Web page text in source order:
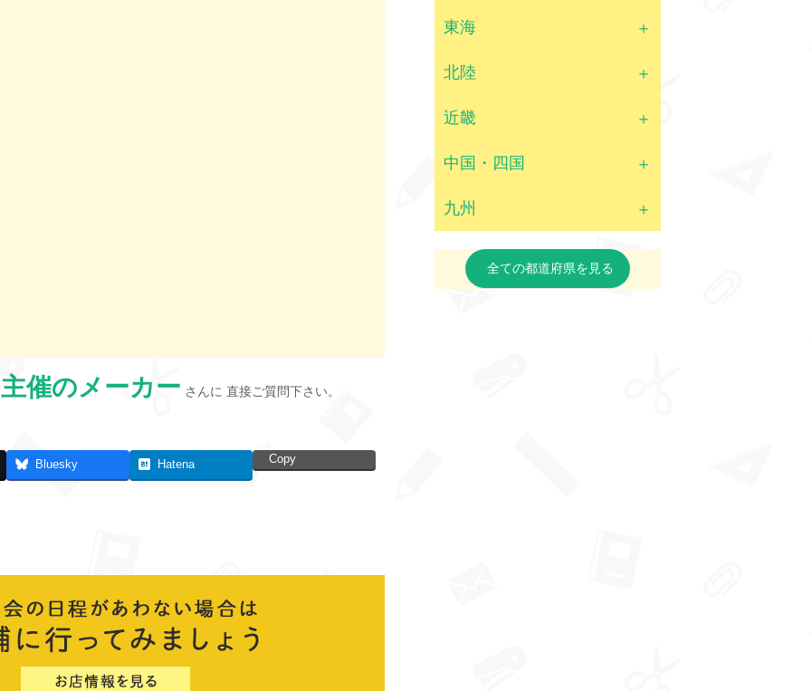
主催のメーカー さんに 直接ご質問下さい。
Bluesky Hatena Copy
東海
北陸
近畿
中国・四国
九州
全ての都道府県を見る